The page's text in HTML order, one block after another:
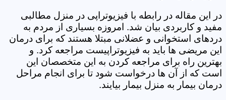
در این مقاله در رابطه با فیزیوتراپی در منزل مطالبی
مفید و کاربردی بیان شد. امروزه بسیاری از مردم به
دردهای استخوانی و عضلانی مبتلا هستند که برای درمان
این مریضی ها باید به فیزیوتراپیست مراجعه کرد. و
بهترین راه برای مراجعه کردن به این متخصصان این
است که از آن ها درخواست شود تا برای انجام مراحل
درمان بیمار به منزل بیمار بیایند.